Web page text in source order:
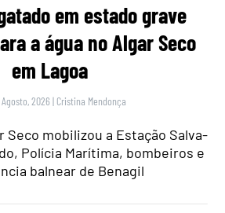
em estado grave
a água no Algar Seco
em Lagoa
2026 | Cristina Mendonça
Seco mobilizou a Estação Salva-
Polícia Marítima, bombeiros e
balnear de Benagil